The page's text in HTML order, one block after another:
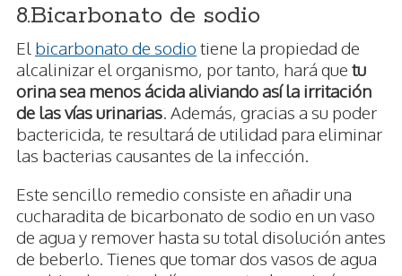
8.Bicarbonato de sodio
El bicarbonato de sodio tiene la propiedad de
alcalinizar el organismo, por tanto, hará que tu
orina sea menos ácida aliviando así la irritación
de las vías urinarias . Además, gracias a su poder
bactericida, te resultará de utilidad para eliminar
las bacterias causantes de la infección.
Este sencillo remedio consiste en añadir una
cucharadita de bicarbonato de sodio en un vaso
de agua y remover hasta su total disolución antes
de beberlo. Tienes que tomar dos vasos de agua